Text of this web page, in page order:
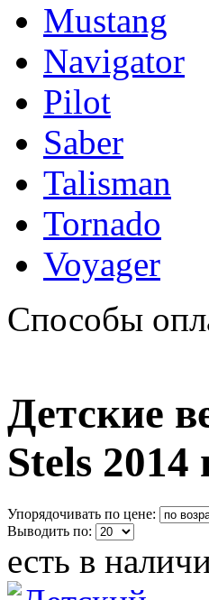
Mustang
Navigator
Pilot
Saber
Talisman
Tornado
Voyager
Способы
Детские
Stels
Упорядочивать по цене:
Выводить по:
есть в